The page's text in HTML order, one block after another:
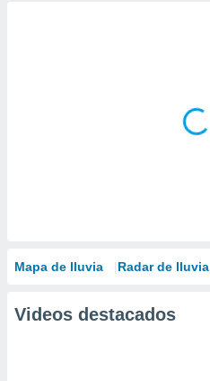
Mapa de lluvia Radar de lluvia
Videos destacados